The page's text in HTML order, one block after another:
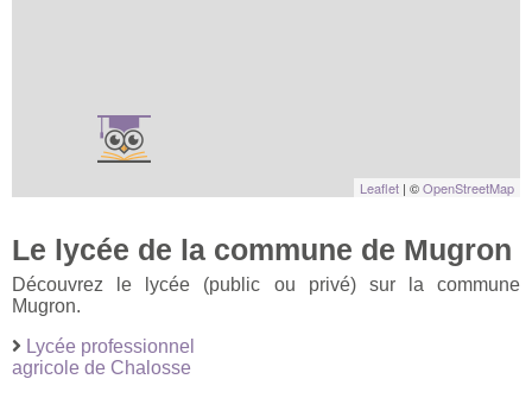
Leaflet | ©OpenStreetMap
Le lycée de la commune de Mugron
Découvrez le lycée (public ou privé) sur la commune
Mugron.
Lycée professionnel
agricole de Chalosse